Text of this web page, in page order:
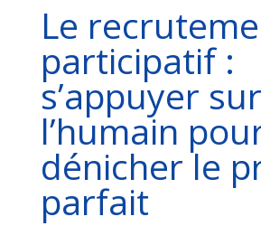
Le
participatif :
s’appuyer sur
l’humain
dénicher le
parfait